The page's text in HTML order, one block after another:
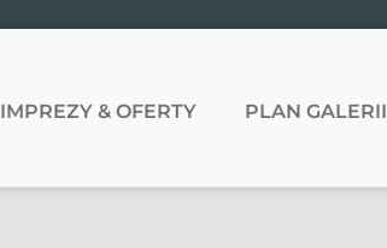
IMPREZY & OFERTY PLAN GALERII